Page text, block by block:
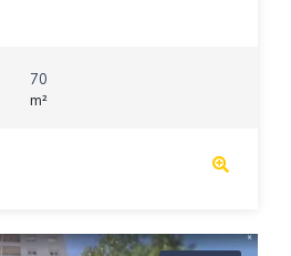
70
m²